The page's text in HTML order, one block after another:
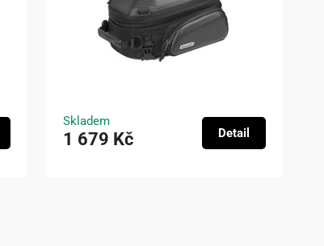
Skladem
1 679 Kč Detail